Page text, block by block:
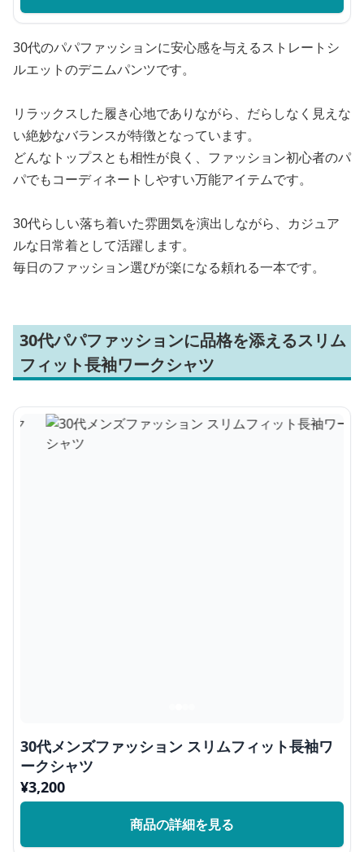
30代のパパファッションに安心感を与えるストレートシ
ルエットのデニムパンツです。
リラックスした履き心地でありながら、だらしなく見えな
い絶妙なバランスが特徴となっています。
どんなトップスとも相性が良く、ファッション初心者のパ
パでもコーディネートしやすい万能アイテムです。
30代らしい落ち着いた雰囲気を演出しながら、カジュア
ルな日常着として活躍します。
毎日のファッション選びが楽になる頼れる一本です。
30代パパファッションに品格を添えるスリム
フィット長袖ワークシャツ
30代メンズファッション スリムフィット長袖ワ
ークシャツ
¥3,200
商品の詳細を見る